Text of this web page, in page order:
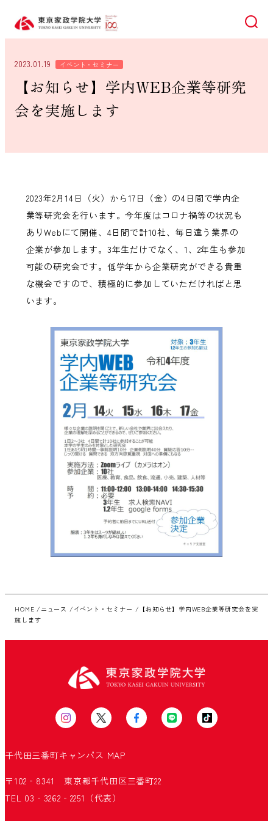
検索
2023.01.19 イベント・セミナー
【お知らせ】学内WEB企業等研究
会を実施します
2023年2月14日（火）から17日（金）の4日間で学内企
業等研究会を行います。今年度はコロナ禍等の状況も
ありWebにて開催、4日間で計10社、毎日違う業界の
企業が参加します。3年生だけでなく、1、2年生も参加
可能の研究会です。低学年から企業研究ができる貴重
な機会ですので、積極的に参加していただければと思
います。
HOME ニュース イベント・セミナー
【お知らせ】学内WEB企業等研究会を実
施します
千代田三番町キャンパス MAP
〒102‐8341 東京都千代田区三番町22
TEL 03‐3262‐2251（代表）